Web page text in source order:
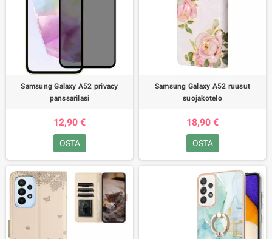
Samsung Galaxy A52 privacy
panssarilasi
12,90 €
OSTA
Samsung Galaxy A52 ruusut
suojakotelo
18,90 €
OSTA